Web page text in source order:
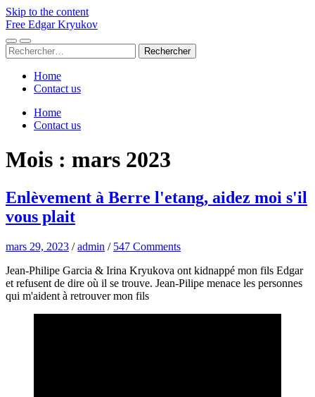
Skip to the content
Free Edgar Kryukov
Toggle
mobile
Toggle
search
Rechercher :
Home
Contact us
Home
Contact us
Mois : mars 2023
Enlèvement à Berre l'etang, aidez moi s'il
vous plait
mars 29, 2023 /admin / 547 Comments
Jean-Philipe Garcia & Irina Kryukova ont kidnappé mon fils Edgar
et refusent de dire où il se trouve. Jean-Pilipe menace les personnes
qui m'aident à retrouver mon fils